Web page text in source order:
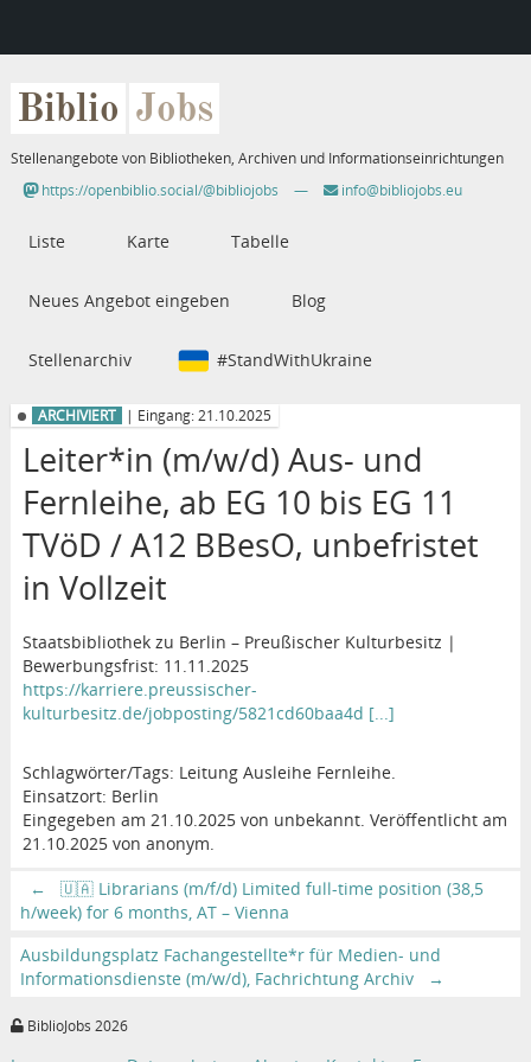
Biblio Jobs
Stellenangebote von Bibliotheken, Archiven und Informationseinrichtungen
https://openbiblio.social/@bibliojobs
— info@bibliojobs.eu
Liste Karte Tabelle
Neues Angebot eingeben Blog
Stellenarchiv #StandWithUkraine
ARCHIVIERT | Eingang: 21.10.2025
Leiter*in (m/w/d) Aus- und
Fernleihe, ab EG 10 bis EG 11
TVöD / A12 BBesO, unbefristet
in Vollzeit
Staatsbibliothek zu Berlin – Preußischer Kulturbesitz |
Bewerbungsfrist: 11.11.2025
https://karriere.preussischer-
kulturbesitz.de/jobposting/5821cd60baa4d [...]
Schlagwörter/Tags: Leitung Ausleihe Fernleihe.
Einsatzort: Berlin
Eingegeben am 21.10.2025 von unbekannt. Veröffentlicht am
21.10.2025 von anonym.
←
🇺🇦 Librarians (m/f/d) Limited full-time position (38,5
h/week) for 6 months, AT – Vienna
Ausbildungsplatz Fachangestellte*r für Medien- und
Informationsdienste (m/w/d), Fachrichtung Archiv
→
BiblioJobs 2026